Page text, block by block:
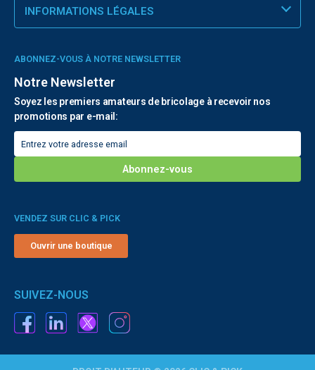
INFORMATIONS LÉGALES
ABONNEZ-VOUS À NOTRE NEWSLETTER
Notre Newsletter
Soyez les premiers amateurs de bricolage à recevoir nos
promotions par e-mail:
VENDEZ SUR CLIC & PICK
Ouvrir une boutique
SUIVEZ-NOUS